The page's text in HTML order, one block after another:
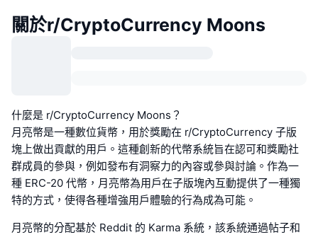
關於r/CryptoCurrency Moons
什麼是 r/CryptoCurrency Moons？
月亮幣是一種數位貨幣，用於獎勵在 r/CryptoCurrency 子版
塊上做出貢獻的用戶。這種創新的代幣系統旨在認可和獎勵社
群成員的參與，例如發布有洞察力的內容或參與討論。作為一
種 ERC-20 代幣，月亮幣為用戶在子版塊內互動提供了一種獨
特的方式，使得各種增強用戶體驗的行為成為可能。
月亮幣的分配基於 Reddit 的 Karma 系統，該系統通過帖子和